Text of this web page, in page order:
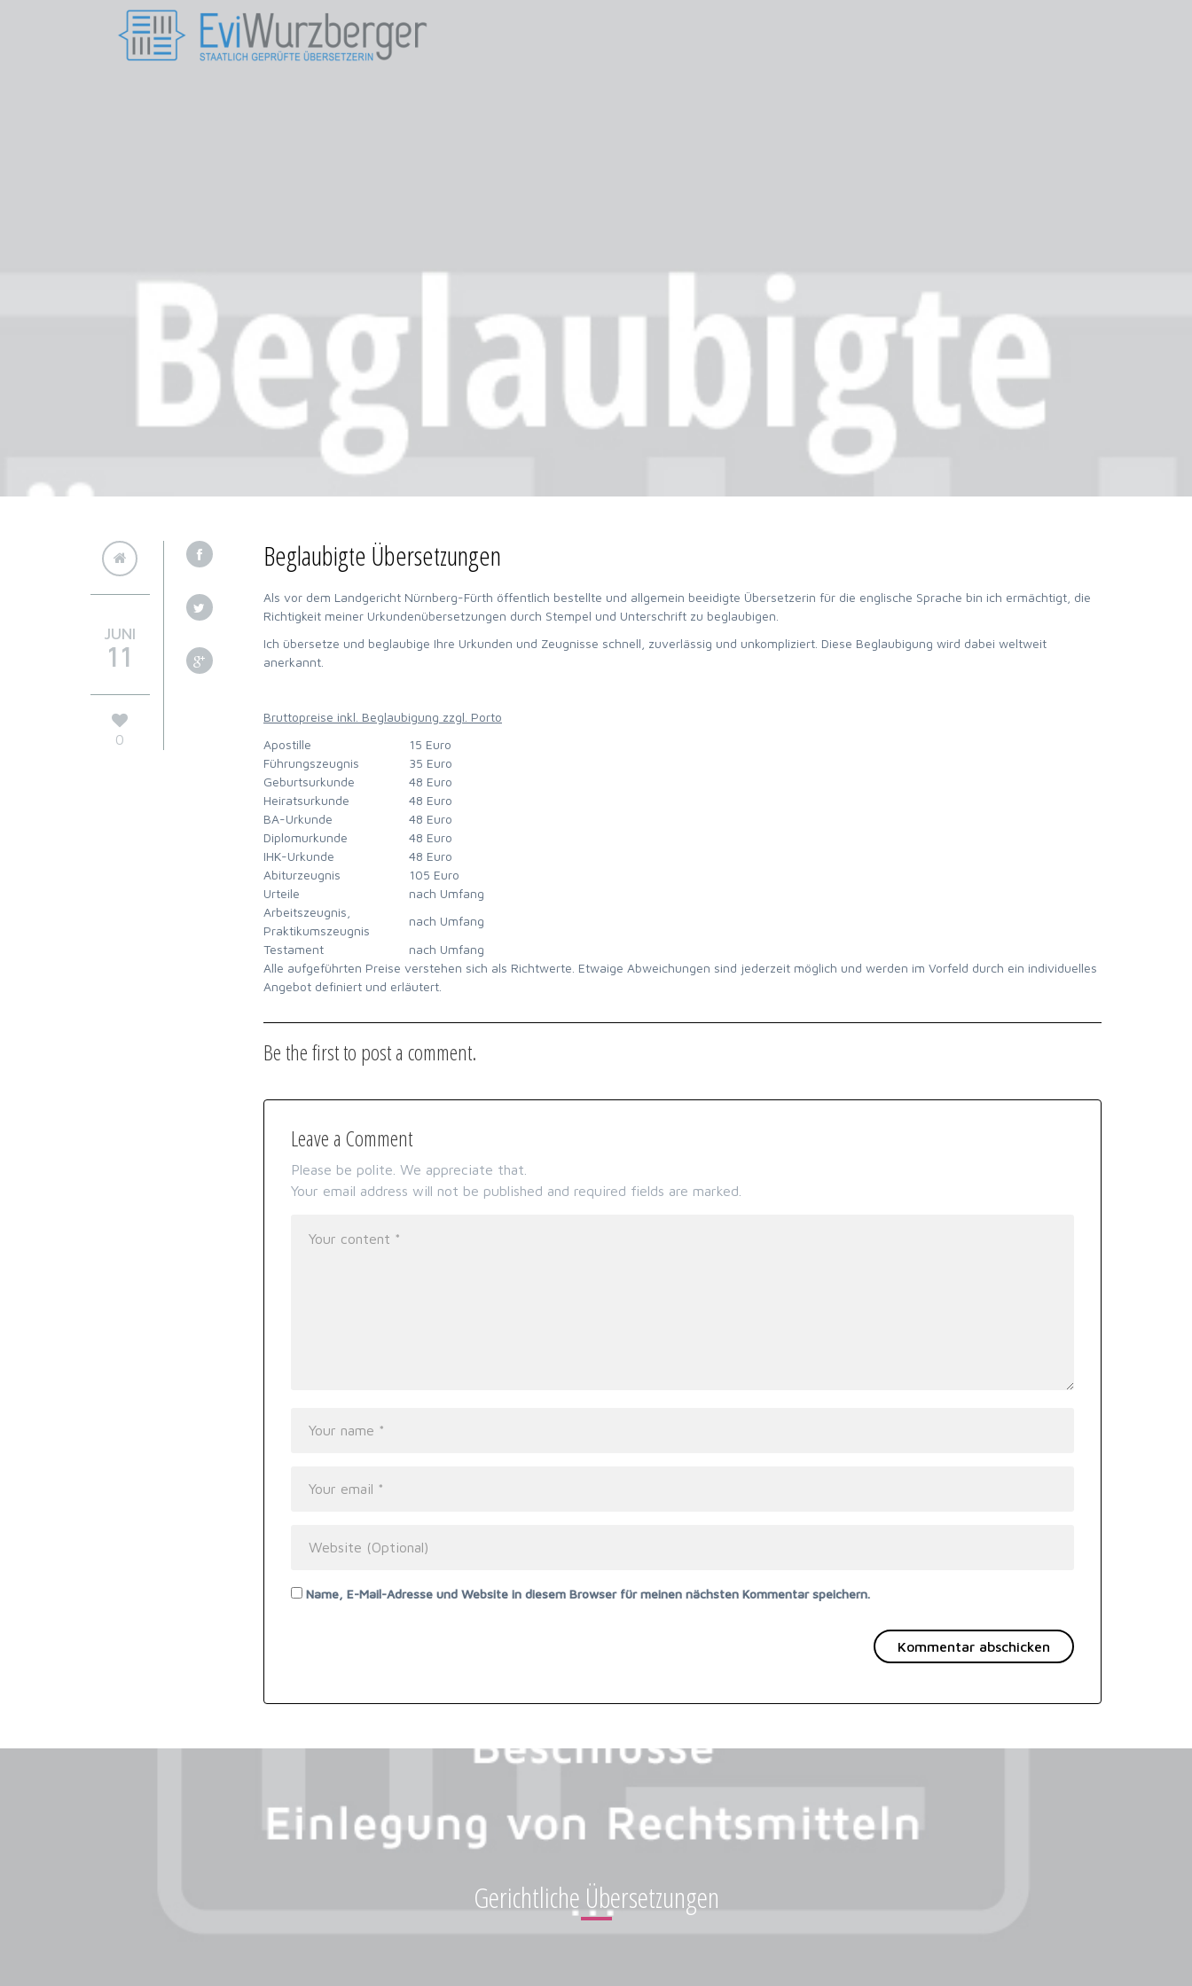
JUNI
11
0
Beglaubigte Übersetzungen
Als vor dem Landgericht Nürnberg-Fürth öffentlich bestellte und allgemein beeidigte Übersetzerin für die englische Sprache bin ich ermächtigt, die
Richtigkeit meiner Urkundenübersetzungen durch Stempel und Unterschrift zu beglaubigen.
Ich übersetze und beglaubige Ihre Urkunden und Zeugnisse schnell, zuverlässig und unkompliziert. Diese Beglaubigung wird dabei weltweit
anerkannt.
Bruttopreise inkl. Beglaubigung zzgl. Porto
Apostille
15 Euro
Führungszeugnis
35 Euro
Geburtsurkunde
48 Euro
Heiratsurkunde
48 Euro
BA-Urkunde
48 Euro
Diplomurkunde
48 Euro
IHK-Urkunde
48 Euro
Abiturzeugnis
105 Euro
Urteile
nach Umfang
Arbeitszeugnis,
Praktikumszeugnis
nach Umfang
Testament
nach Umfang
Alle aufgeführten Preise verstehen sich als Richtwerte. Etwaige Abweichungen sind jederzeit möglich und werden im Vorfeld durch ein individuelles
Angebot definiert und erläutert.
Be the first to post a comment.
Leave a Comment
Please be polite. We appreciate that.
Your email address will not be published and required fields are marked.
Name, E-Mail-Adresse und Website in diesem Browser für meinen nächsten Kommentar speichern.
Gerichtliche Übersetzungen